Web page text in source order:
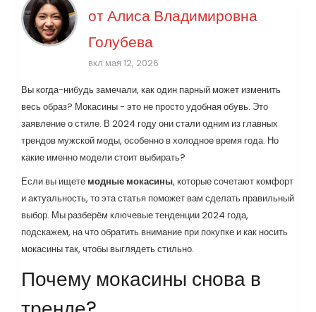
отАлиса Владимировна
Голубева
вкл мая 12, 2026
Вы когда-нибудь замечали, как один парный может изменить
весь образ? Мокасины - это не просто удобная обувь. Это
заявление о стиле. В 2024 году они стали одним из главных
трендов мужской моды, особенно в холодное время года. Но
какие именно модели стоит выбирать?
Если вы ищете модные мокасины, которые сочетают комфорт
и актуальность, то эта статья поможет вам сделать правильный
выбор. Мы разберём ключевые тенденции 2024 года,
подскажем, на что обратить внимание при покупке и как носить
мокасины так, чтобы выглядеть стильно.
Почему мокасины снова в